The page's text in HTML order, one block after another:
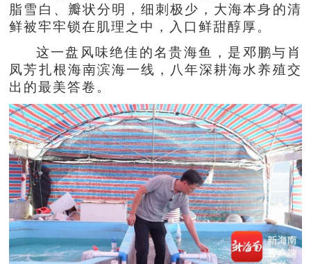
脂雪白、瓣状分明，细刺极少，大海本身的清
鲜被牢牢锁在肌理之中，入口鲜甜醇厚。
这一盘风味绝佳的名贵海鱼，是邓鹏与肖
凤芳扎根海南滨海一线，八年深耕海水养殖交
出的最美答卷。